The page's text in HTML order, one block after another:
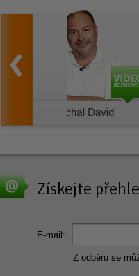
Získejte
E-mail:
Z odběru se